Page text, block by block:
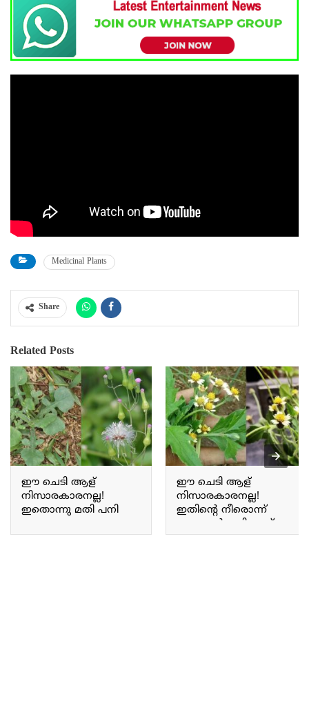
Medicinal Plants
Share
Related Posts
ഈ ചെടി ആള്
നിസാരകാരനല്ല!
ഇതൊന്നു മതി പനി
മൈഗ്രേൻ,
ഈ ചെടി ആള്
നിസാരകാരനല്ല!
ഇതിന്റെ നീരൊന്ന്
തൊട്ടാൽ മതി ഏത്
മുറിവും പൊള്ളലും